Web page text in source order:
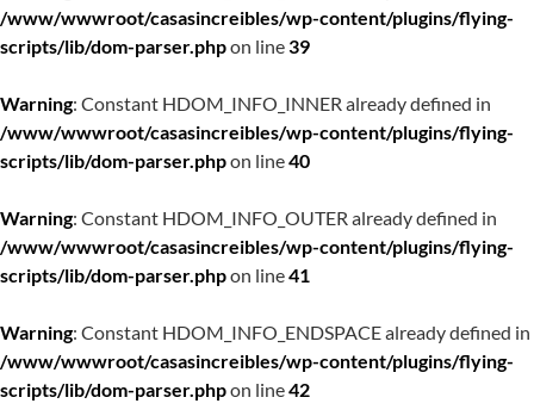
/www/wwwroot/casasincreibles/wp-content/plugins/flying-
scripts/lib/dom-parser.phpon line39
Warning: Constant HDOM_INFO_INNER already defined in
/www/wwwroot/casasincreibles/wp-content/plugins/flying-
scripts/lib/dom-parser.phpon line40
Warning: Constant HDOM_INFO_OUTER already defined in
/www/wwwroot/casasincreibles/wp-content/plugins/flying-
scripts/lib/dom-parser.phpon line41
Warning: Constant HDOM_INFO_ENDSPACE already defined in
/www/wwwroot/casasincreibles/wp-content/plugins/flying-
scripts/lib/dom-parser.phpon line42